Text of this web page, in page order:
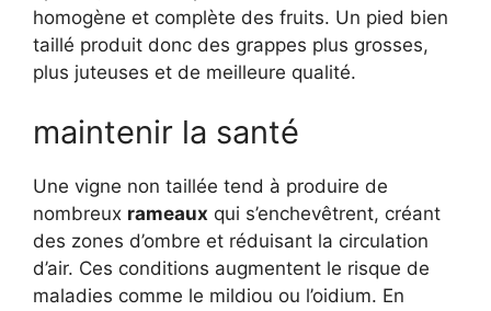
homogène et complète des fruits. Un pied bien
taillé produit donc des grappes plus grosses,
plus juteuses et de meilleure qualité.
maintenir la santé
Une vigne non taillée tend à produire de
nombreux rameaux qui s’enchevêtrent, créant
des zones d’ombre et réduisant la circulation
d’air. Ces conditions augmentent le risque de
maladies comme le mildiou ou l’oidium. En